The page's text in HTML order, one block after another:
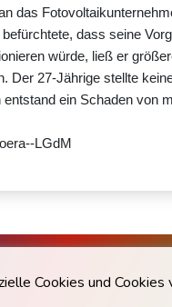
Cookies und
das
befürchtete, dass seine
würde, ließ er
Der 27-Jährige stellte
entstand ein Schaden von
LGdM